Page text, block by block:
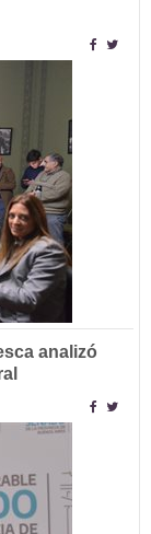
analizó